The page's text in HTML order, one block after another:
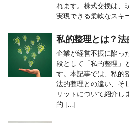
れます。株式交換は、
実現できる柔軟なスキ
私的整理とは？法
企業が経営不振に陥っ
段として「私的整理」
す。本記事では、私的
法的整理との違い、そ
リットについて紹介し
的 […]